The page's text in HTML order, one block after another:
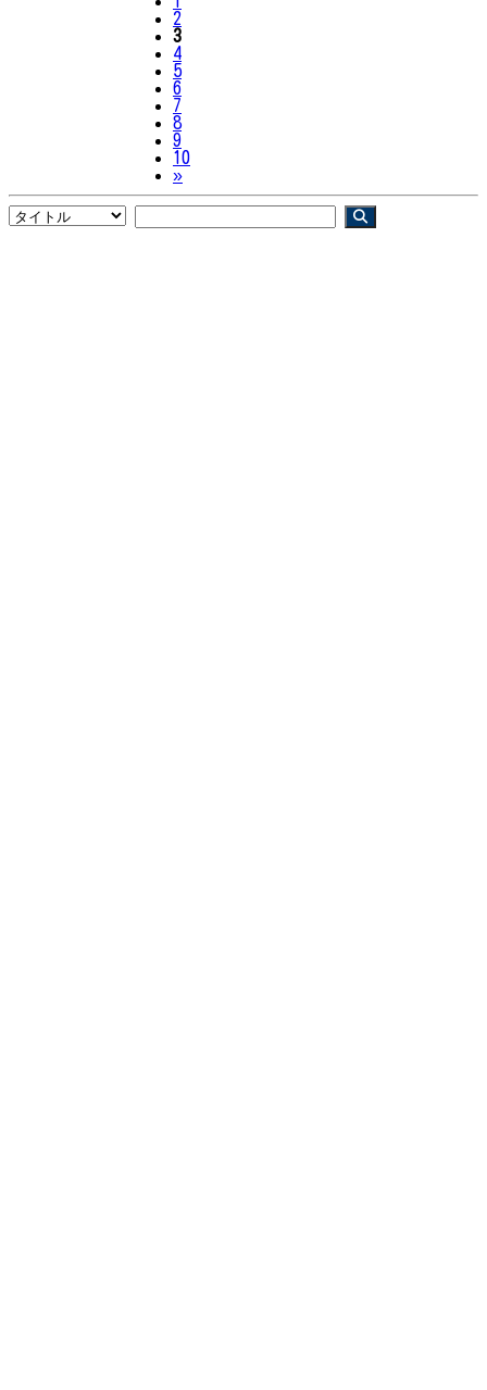
2
3
4
5
6
7
8
9
10
»Next